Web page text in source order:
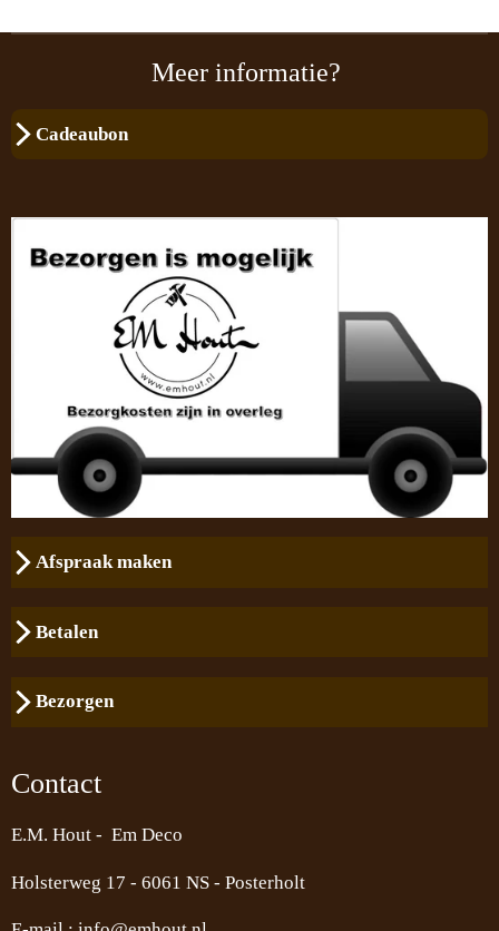
Meer informatie?
Cadeaubon
Afspraak maken
Betalen
Bezorgen
Contact
E.M. Hout - Em Deco
Holsterweg 17 - 6061 NS - Posterholt